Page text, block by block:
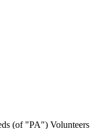
(of "PA") Volunteers